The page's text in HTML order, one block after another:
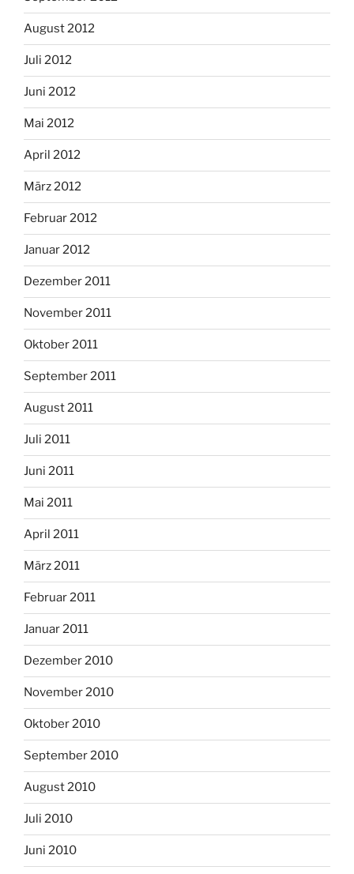
August 2012
Juli 2012
Juni 2012
Mai 2012
April 2012
März 2012
Februar 2012
Januar 2012
Dezember 2011
November 2011
Oktober 2011
September 2011
August 2011
Juli 2011
Juni 2011
Mai 2011
April 2011
März 2011
Februar 2011
Januar 2011
Dezember 2010
November 2010
Oktober 2010
September 2010
August 2010
Juli 2010
Juni 2010